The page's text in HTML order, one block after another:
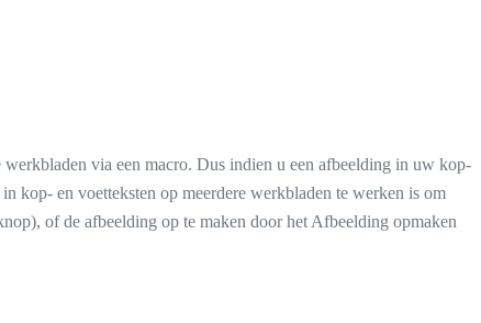
via een macro. Dus indien u een afbeelding in uw kop-
kop- en voetteksten op meerdere werkbladen te werken is om
of de afbeelding op te maken door het Afbeelding opmaken